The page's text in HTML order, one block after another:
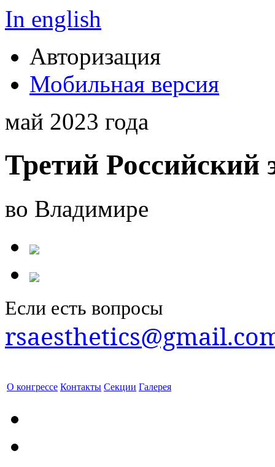
In english
Авторизация
Мобильная версия
май 2023 года
Третий Российский
во Владимире
Если есть вопросы
О конгрессе Контакты Секции Галерея